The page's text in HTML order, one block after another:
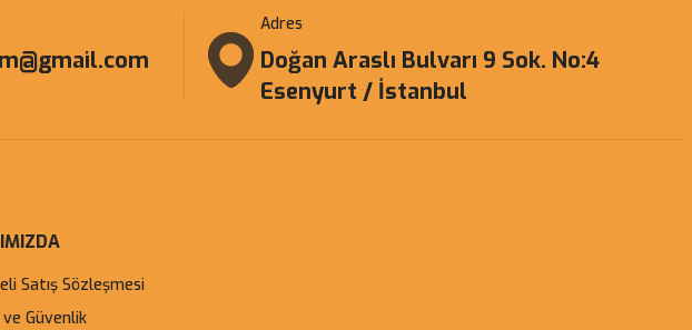
Adres
Doğan Araslı Bulvarı 9 Sok. No:4
Esenyurt / İstanbul
Satış Sözleşmesi
Güvenlik